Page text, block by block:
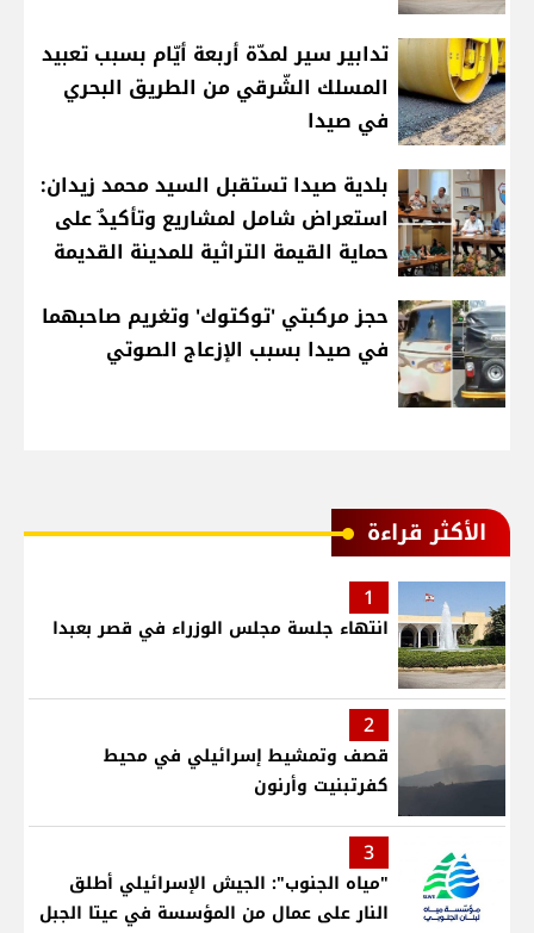
تدابير سير لمدّة أربعة أيّام بسبب تعبيد
المسلك الشّرقي من الطريق البحري
في صيدا
بلدية صيدا تستقبل السيد محمد زيدان:
استعراض شامل لمشاريع وتأكيدٌ على
حماية القيمة التراثية للمدينة القديمة
حجز مركبتي 'توكتوك' وتغريم صاحبهما
في صيدا بسبب الإزعاج الصوتي
الأكثر قراءة
1
انتهاء جلسة مجلس الوزراء في قصر بعبدا
2
قصف وتمشيط إسرائيلي في محيط
كفرتبنيت وأرنون
3
"مياه الجنوب": الجيش الإسرائيلي أطلق
النار على عمال من المؤسسة في عيتا الجبل